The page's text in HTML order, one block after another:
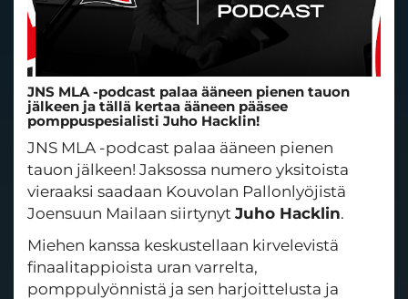
JNS MLA -podcast palaa ääneen pienen tauon
jälkeen ja tällä kertaa ääneen pääsee
pomppuspesialisti Juho Hacklin!
JNS MLA -podcast palaa ääneen pienen
tauon jälkeen! Jaksossa numero yksitoista
vieraaksi saadaan Kouvolan Pallonlyöjistä
Joensuun Mailaan siirtynyt Juho Hacklin.
Miehen kanssa keskustellaan kirvelevistä
finaalitappioista uran varrelta,
pomppulyönnistä ja sen harjoittelusta ja